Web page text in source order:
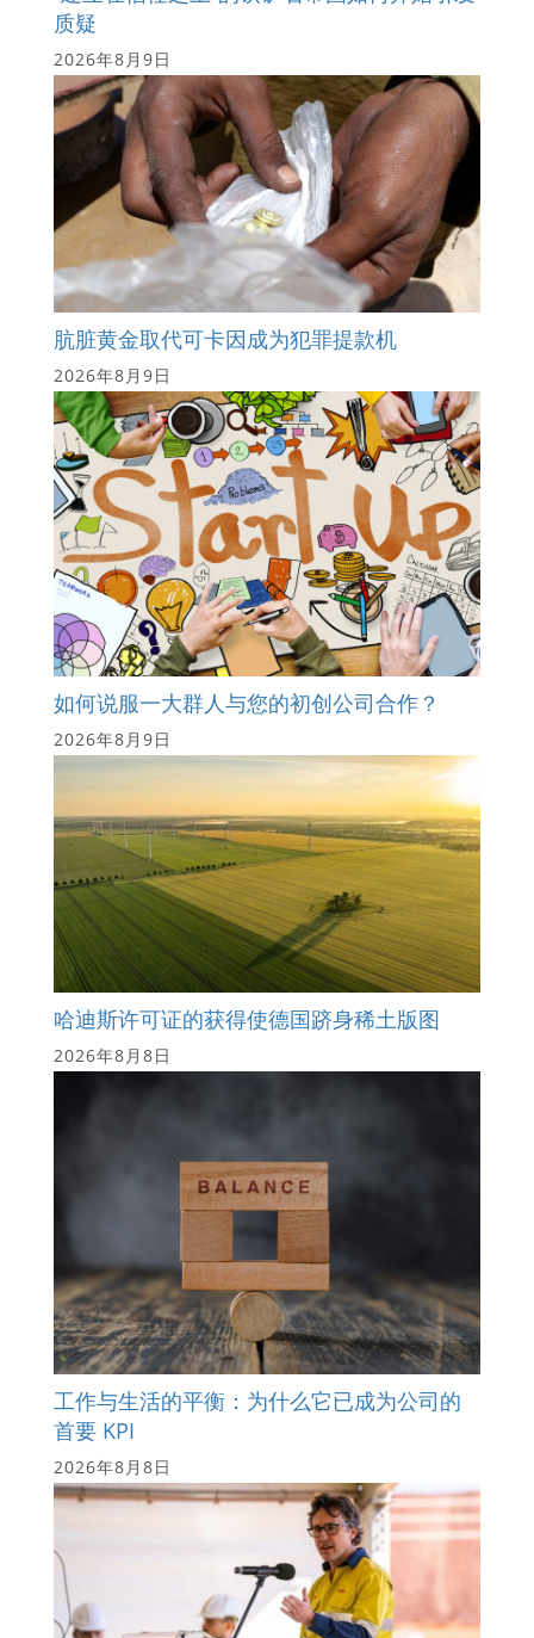
质疑
2026年8月9日
肮脏黄金取代可卡因成为犯罪提款机
2026年8月9日
如何说服一大群人与您的初创公司合作？
2026年8月9日
哈迪斯许可证的获得使德国跻身稀土版图
2026年8月8日
工作与生活的平衡：为什么它已成为公司的
首要 KPI
2026年8月8日